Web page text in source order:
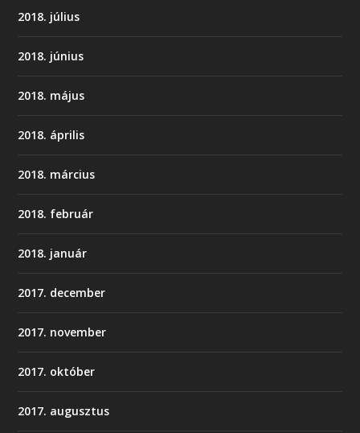
2018. július
2018. június
2018. május
2018. április
2018. március
2018. február
2018. január
2017. december
2017. november
2017. október
2017. augusztus